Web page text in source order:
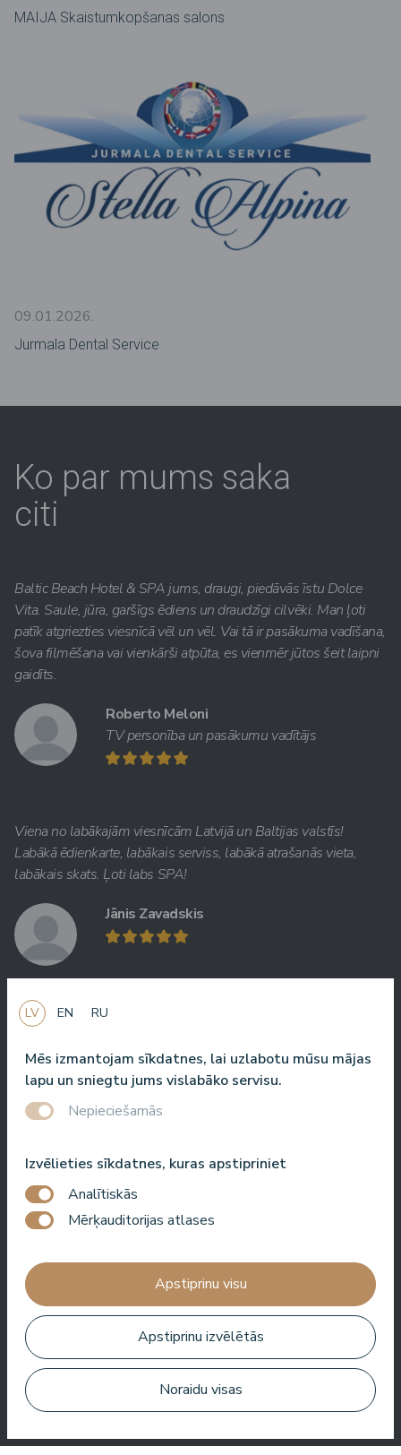
MAIJA Skaistumkopšanas salons
09.01.2026.
Jurmala Dental Service
Ko par mums saka
citi
Baltic Beach Hotel & SPA jums, draugi, piedāvās īstu Dolce
Vita. Saule, jūra, garšīgs ēdiens un draudzīgi cilvēki. Man ļoti
patīk atgriezties viesnīcā vēl un vēl. Vai tā ir pasākuma vadīšana,
šova filmēšana vai vienkārši atpūta, es vienmēr jūtos šeit laipni
gaidīts.
Roberto Meloni
TV personība un pasākumu vadītājs
Viena no labākajām viesnīcām Latvijā un Baltijas valstīs!
Labākā ēdienkarte, labākais serviss, labākā atrašanās vieta,
labākais skats. Ļoti labs SPA!
Jānis Zavadskis
Jauka viesnīca, kur pavadīt laiku SPA. Numuri ir labi, atrašanās
vieta ir tuvu jūrai. Bārmeņi ir draudzīgi un sagatavoja lielisku
kokteili.
Aleks Aves
Ļoti labs SPA, brīnišķīgas procedūras, labi numuri, garšīga
Zuza Ritter
Šeit jūs saņemat daudz par savu naudu. Ļoti jauks serviss.
LV EN RU
Mēs izmantojam sīkdatnes, lai uzlabotu mūsu mājas
lapu un sniegtu jums vislabāko servisu.
Nepieciešamās
Izvēlieties sīkdatnes, kuras apstipriniet
Analītiskās
Mērķauditorijas atlases
Apstiprinu visu
Apstiprinu izvēlētās
Noraidu visas